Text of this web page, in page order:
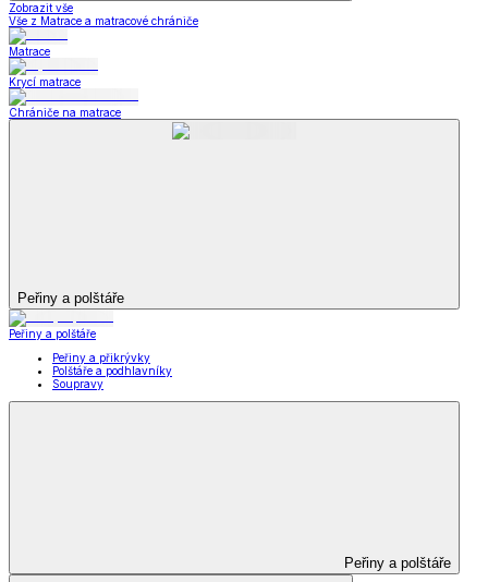
Zobrazit vše
Vše z Matrace a matracové chrániče
Matrace
Krycí matrace
Chrániče na matrace
Peřiny a polštáře
Peřiny a polštáře
Peřiny a přikrývky
Polštáře a podhlavníky
Soupravy
Peřiny a polštáře